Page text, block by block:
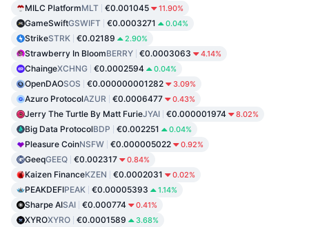
MILC PlatformMLT €0.001045 11.90%
GameSwiftGSWIFT €0.0003271 0.04%
StrikeSTRK €0.02189 2.90%
Strawberry In BloomBERRY €0.0003063 4.14%
ChaingeXCHNG €0.0002594 0.04%
OpenDAOSOS €0.000000001282 3.09%
Azuro ProtocolAZUR €0.0006477 0.43%
Jerry The Turtle By Matt FurieJYAI €0.000001974 8.02%
Big Data ProtocolBDP €0.002251 0.04%
Pleasure CoinNSFW €0.000005022 0.92%
GeeqGEEQ €0.002317 0.84%
Kaizen FinanceKZEN €0.0002031 0.02%
PEAKDEFIPEAK €0.00005393 1.14%
Sharpe AISAI €0.000774 0.41%
XYROXYRO €0.0001589 3.68%